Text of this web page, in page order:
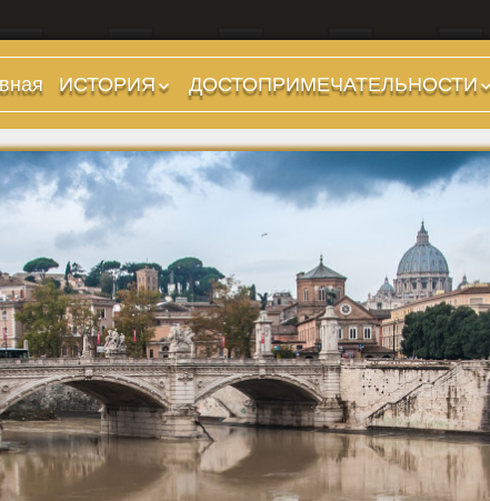
ИСТОРИЯ
Царский период
(753-509 гг до н.э.)
Ранняя Республика
(509-265 гг до н.э.)
Поздняя Республика
(264-27 гг до н.э.)
Империя. Принципат
(27 г до н.э. — 284 г
н.э.)
Империя. Доминат
(284-476 гг)
Темные Века. Готы
Темные Века.
Экзархат
ДОСТОПРИМЕЧАТЕЛЬНОСТИ
Районы
Форумы, Площади,
Дороги
Музеи
Дохристианские
храмы
Христианские храмы,
базилики etc.
Дворцы
Арки, колонны и
обелиски
Фонтаны